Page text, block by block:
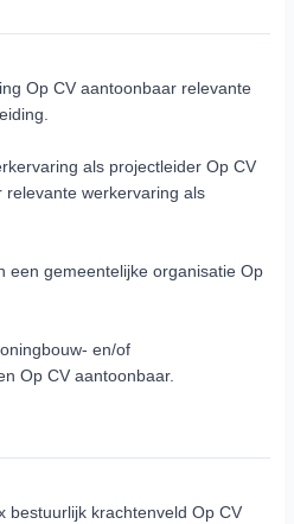
Op CV aantoonbaar relevante
als projectleider Op CV
werkervaring als
een gemeentelijke organisatie Op
en/of
Op CV aantoonbaar.
bestuurlijk krachtenveld Op CV